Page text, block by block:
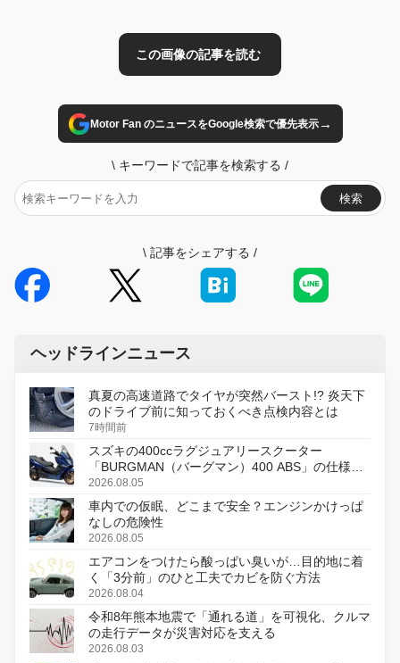
Motor Fan のニュースをGoogle検索で優先表示→
\ キーワードで記事を検索する /
検索
\ 記事をシェアする /
ヘッドラインニュース
真夏の高速道路でタイヤが突然バースト!? 炎天下
のドライブ前に知っておくべき点検内容とは
7時間前
スズキの400ccラグジュアリースクーター
「BURGMAN（バーグマン）400 ABS」の仕様を
変更し、8月18日に発売
2026.08.05
車内での仮眠、どこまで安全？エンジンかけっぱ
なしの危険性
2026.08.05
エアコンをつけたら酸っぱい臭いが…目的地に着
く「3分前」のひと工夫でカビを防ぐ方法
2026.08.04
令和8年熊本地震で「通れる道」を可視化、クルマ
の走行データが災害対応を支える
2026.08.03